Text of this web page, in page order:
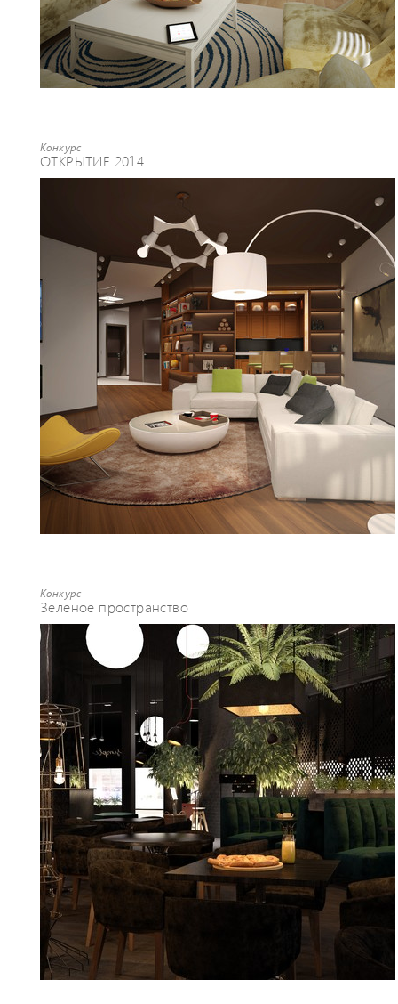
Конкурс
ОТКРЫТИЕ 2014
Конкурс
Зеленое пространство